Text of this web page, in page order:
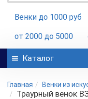
Венки до 1000 руб
от 2000 до 5000
Каталог
Главная Венки из
Траурный венок